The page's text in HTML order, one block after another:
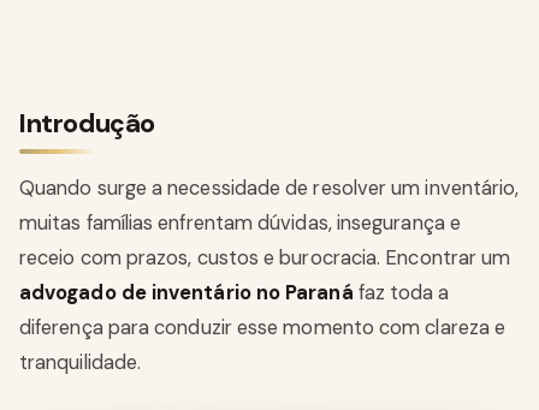
Introdução
Quando surge a necessidade de resolver um inventário,
muitas famílias enfrentam dúvidas, insegurança e
receio com prazos, custos e burocracia. Encontrar um
advogado de inventário no Paraná faz toda a
diferença para conduzir esse momento com clareza e
tranquilidade.